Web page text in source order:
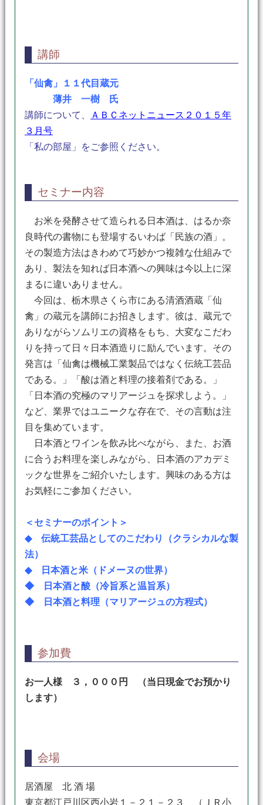
講師
「仙禽」１１代目蔵元
薄井 一樹 氏
講師について、
ＡＢＣネットニュース２０１５年
３月号
「私の部屋」をご参照ください。
セミナー内容
お米を発酵させて造られる日本酒は、はるか奈
良時代の書物にも登場するいわば「民族の酒」。
その製造方法はきわめて巧妙かつ複雑な仕組みで
あり、製法を知れば日本酒への興味は今以上に深
まるに違いありません。
今回は、栃木県さくら市にある清酒酒蔵「仙
禽」の蔵元を講師にお招きします。彼は、蔵元で
ありながらソムリエの資格をもち、大変なこだわ
りを持って日々日本酒造りに励んでいます。その
発言は「仙禽は機械工業製品ではなく伝統工芸品
である。」「酸は酒と料理の接着剤である。」
「日本酒の究極のマリアージュを探求しよう。」
など、業界ではユニークな存在で、その言動は注
目を集めています。
日本酒とワインを飲み比べながら、また、お酒
に合うお料理を楽しみながら、日本酒のアカデミ
ックな世界をご紹介いたします。興味のある方は
お気軽にご参加ください。
＜セミナーのポイント＞
◆ 伝統工芸品としてのこだわり（クラシカルな製
法）
◆ 日本酒と米（ドメーヌの世界）
◆ 日本酒と酸（冷旨系と温旨系）
◆ 日本酒と料理（マリアージュの方程式）
参加費
お一人様 ３，０００円 （当日現金でお預かり
します）
会場
居酒屋 北 酒 場
東京都江戸川区西小岩１－２１－２３ （ＪＲ小